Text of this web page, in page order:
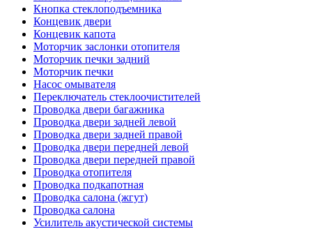
Кнопка стеклоподъемника
Концевик двери
Концевик капота
Моторчик заслонки отопителя
Моторчик печки задний
Моторчик печки
Насос омывателя
Переключатель стеклоочистителей
Проводка двери багажника
Проводка двери задней левой
Проводка двери задней правой
Проводка двери передней левой
Проводка двери передней правой
Проводка отопителя
Проводка подкапотная
Проводка салона (жгут)
Проводка салона
Усилитель акустической системы